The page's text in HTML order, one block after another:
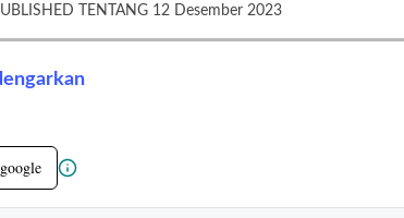
TENTANG 12 Desember 2023